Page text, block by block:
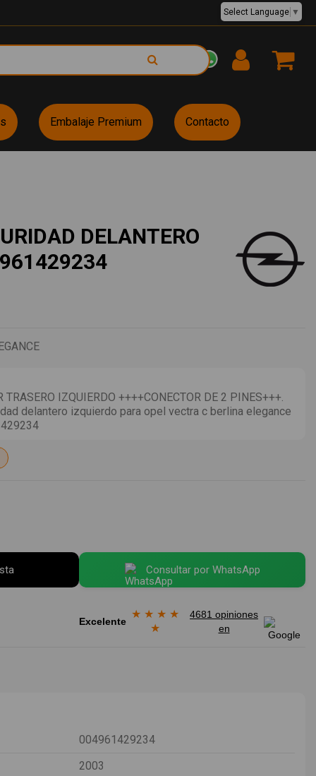
EUR €
Select Language ▼
Embalaje Premium Contacto
DELANTERO
IZQUIERDO ++++CONECTOR DE 2 PINES+++.
delantero izquierdo para opel vectra c berlina elegance
Consultar por WhatsApp
Excelente
★ ★ ★ ★
★
4681 opiniones
en
004961429234
2003